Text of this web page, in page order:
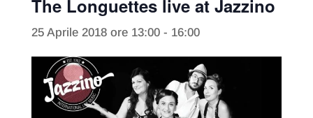
The Longuettes live at Jazzino
25 Aprile 2018 ore 13:00- 16:00